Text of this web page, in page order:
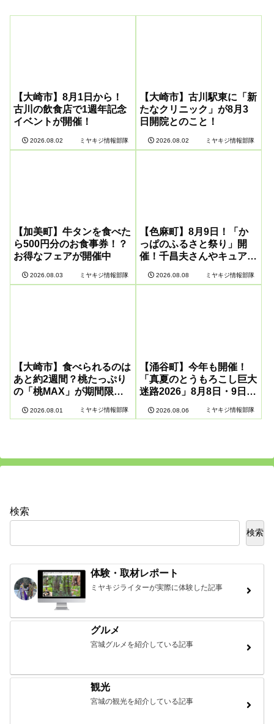
【大崎市】8月1日から！
古川の飲食店で1週年記念
イベントが開催！
2026.08.02 ミヤキジ情報部隊
【大崎市】古川駅東に「新
たなクリニック」が8月3
日開院とのこと！
2026.08.02 ミヤキジ情報部隊
【加美町】牛タンを食べた
ら500円分のお食事券！？
お得なフェアが開催中
2026.08.03 ミヤキジ情報部隊
【色麻町】8月9日！「か
っぱのふるさと祭り」開
催！千昌夫さんやキュアア
2026.08.08 ミヤキジ情報部隊
【大崎市】食べられるのは
あと約2週間？桃たっぷり
の「桃MAX」が期間限定
2026.08.01 ミヤキジ情報部隊
【涌谷町】今年も開催！
「真夏のとうもろこし巨大
迷路2026」8月8日・9日に
2026.08.06 ミヤキジ情報部隊
検索
検索
体験・取材レポート
ミヤキジライターが実際に体験した記事
グルメ
宮城グルメを紹介している記事
観光
宮城の観光を紹介している記事